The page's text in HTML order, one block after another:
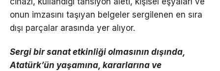
onun imzasını taşıyan belgeler sergilenen en sıra
dışı parçalar arasında yer alıyor.
Sergi bir sanat etkinliği olmasının dışında,
Atatürk’ün yaşamına, kararlarına ve